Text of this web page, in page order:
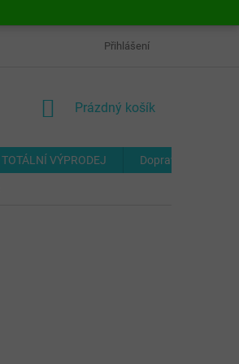
ODSTOUPENÍ OD SMLOUVY
Přihlášení
NÁKUPNÍ
Prázdný košík
TOTÁLNÍ VÝPRODEJ Doprava a platba